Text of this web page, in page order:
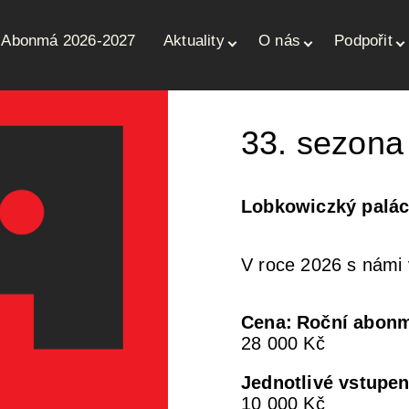
Abonmá 2026-2027 Aktuality O nás Podpořit
33.
Lobkowiczký
V roce 2026 s
Cena Roční
28 000 Kč
Jednotlivé
10 000 Kč